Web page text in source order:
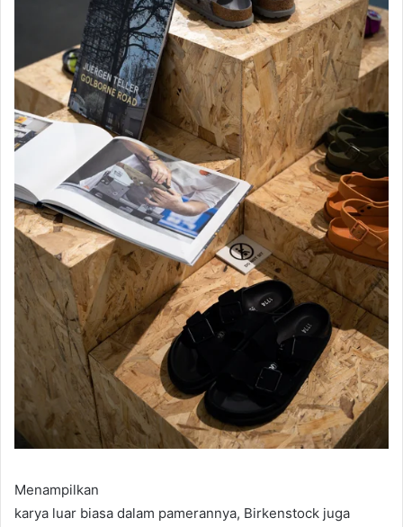
Menampilkan
karya luar biasa dalam pamerannya, Birkenstock juga